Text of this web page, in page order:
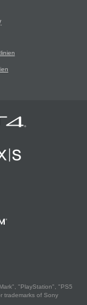
"PlayStation", "PS5
trademarks of Sony